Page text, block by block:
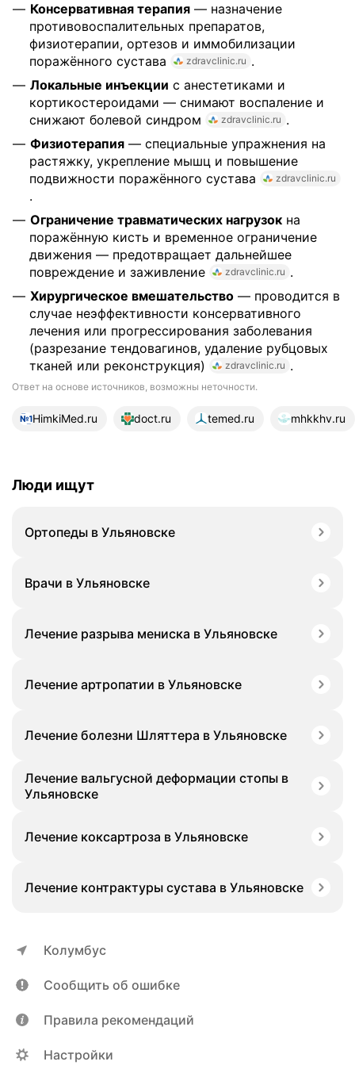
Консервативная терапия — назначение
противовоспалительных препаратов,
физиотерапии, ортезов и иммобилизации
поражённого сустава
zdravclinic.ru .
Локальные инъекции с анестетиками и
кортикостероидами — снимают воспаление и
снижают болевой синдром
zdravclinic.ru .
Физиотерапия — специальные упражнения на
растяжку, укрепление мышц и повышение
подвижности поражённого сустава
zdravclinic.ru
.
Ограничение травматических нагрузок на
поражённую кисть и временное ограничение
движения — предотвращает дальнейшее
повреждение и заживление
zdravclinic.ru .
Хирургическое вмешательство — проводится в
случае неэффективности консервативного
лечения или прогрессирования заболевания
(разрезание тендовагинов, удаление рубцовых
тканей или реконструкция)
zdravclinic.ru .
Ответ на основе источников, возможны неточности.
15 источников
HimkiMed.ru doct.ru temed.ru mhkkhv.ru
Люди ищут
Ортопеды в Ульяновске
Врачи в Ульяновске
Лечение разрыва мениска в Ульяновске
Лечение артропатии в Ульяновске
Лечение болезни Шляттера в Ульяновске
Лечение вальгусной деформации стопы в
Ульяновске
Лечение коксартроза в Ульяновске
Лечение контрактуры сустава в Ульяновске
Колумбус
Сообщить об ошибке
Правила рекомендаций
Настройки